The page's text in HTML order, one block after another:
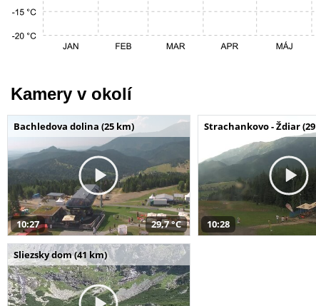
Kamery v okolí
Bachledova dolina (25 km)
10:27 29,7 °C
Strachankovo - Ždiar
10:28
Sliezsky dom (41 km)